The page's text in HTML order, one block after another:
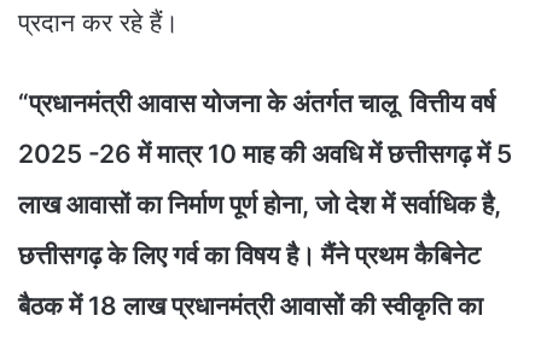
प्रदान कर रहे हैं।
“प्रधानमंत्री आवास योजना के अंतर्गत चालू वित्तीय वर्ष
2025 -26 में मात्र 10 माह की अवधि में छत्तीसगढ़ में 5
लाख आवासों का निर्माण पूर्ण होना, जो देश में सर्वाधिक है,
छत्तीसगढ़ के लिए गर्व का विषय है। मैंने प्रथम कैबिनेट
बैठक में 18 लाख प्रधानमंत्री आवासों की स्वीकृति का